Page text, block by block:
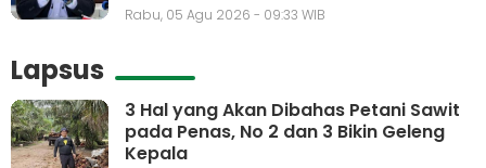
Rabu, 05 Agu 2026 - 09:33 WIB
Lapsus
3 Hal yang Akan Dibahas Petani Sawit
pada Penas, No 2 dan 3 Bikin Geleng
Kepala